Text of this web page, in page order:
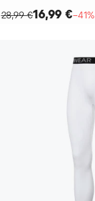
28,99 €16,99 €−41%